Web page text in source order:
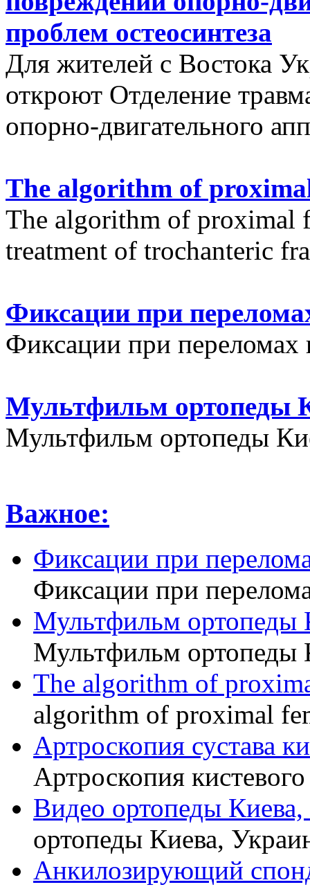
проблем остеосинтеза
Для жителей с Востока
откроют Отделение
опорно-двигательного
The algorithm of
The algorithm of proximal
treatment of trochanteric
Фиксации при
Фиксации при переломах
Мультфильм ортопеды
Мультфильм ортопеды
Важное:
Фиксации при
Фиксации при
Мультфильм ортопеды
Мультфильм ортопеды
The algorithm of
algorithm of proximal
Артроскопия сустава
Артроскопия
Видео ортопеды
ортопеды Киева,
Анкилозирующий